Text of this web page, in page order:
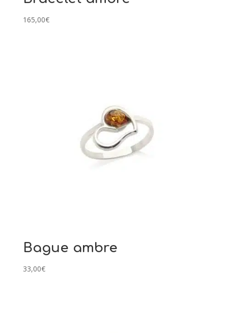
165,00€
Bague ambre
33,00€